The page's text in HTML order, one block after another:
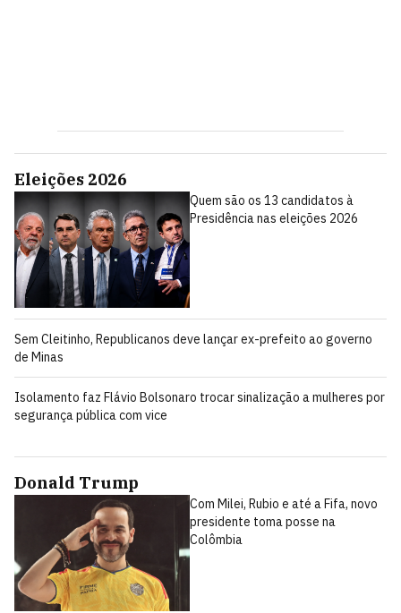
Eleições 2026
Quem são os 13 candidatos à
Presidência nas eleições 2026
Sem Cleitinho, Republicanos deve lançar ex-prefeito ao governo
de Minas
Isolamento faz Flávio Bolsonaro trocar sinalização a mulheres por
segurança pública com vice
Donald Trump
Com Milei, Rubio e até a Fifa, novo
presidente toma posse na
Colômbia